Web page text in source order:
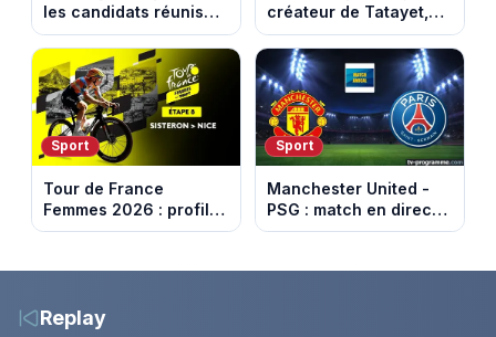
les candidats réunis
par Cyril Féraud ce
samedi 8 août 2026 ?
créateur de Tatayet,
est mort à 77 ans
Sport
Tour de France
Femmes 2026 : profil
et horaires de la 8e
Nice
Sport
Manchester United -
PSG : match en direct
sur beIN Sports 1 à
Replay